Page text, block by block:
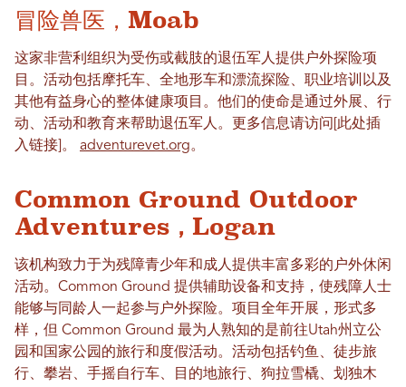
冒险兽医，Moab
这家非营利组织为受伤或截肢的退伍军人提供户外探险项
目。活动包括摩托车、全地形车和漂流探险、职业培训以及
其他有益身心的整体健康项目。他们的使命是通过外展、行
动、活动和教育来帮助退伍军人。更多信息请访问[此处插
入链接]。 adventurevet.org。
Common Ground Outdoor
Adventures，Logan
该机构致力于为残障青少年和成人提供丰富多彩的户外休闲
活动。Common Ground 提供辅助设备和支持，使残障人士
能够与同龄人一起参与户外探险。项目全年开展，形式多
样，但 Common Ground 最为人熟知的是前往Utah州立公
园和国家公园的旅行和度假活动。活动包括钓鱼、徒步旅
行、攀岩、手摇自行车、目的地旅行、狗拉雪橇、划独木